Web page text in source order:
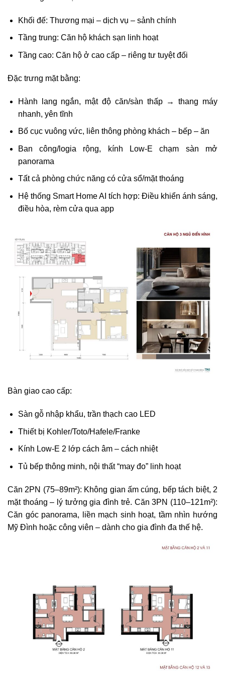
Khối đế: Thương mại – dịch vụ – sảnh chính
Tầng trung: Căn hộ khách sạn linh hoạt
Tầng cao: Căn hộ ở cao cấp – riêng tư tuyệt đối
Đặc trưng mặt bằng:
Hành lang ngắn, mật độ căn/sàn thấp → thang máy
nhanh, yên tĩnh
Bố cục vuông vức, liên thông phòng khách – bếp – ăn
Ban công/logia rộng, kính Low-E chạm sàn mở
panorama
Tất cả phòng chức năng có cửa sổ/mặt thoáng
Hệ thống Smart Home AI tích hợp: Điều khiển ánh sáng,
điều hòa, rèm cửa qua app
Bàn giao cao cấp:
Sàn gỗ nhập khẩu, trần thạch cao LED
Thiết bị Kohler/Toto/Hafele/Franke
Kính Low-E 2 lớp cách âm – cách nhiệt
Tủ bếp thông minh, nội thất “may đo” linh hoạt
Căn 2PN (75–89m²): Không gian ấm cúng, bếp tách biệt, 2
mặt thoáng – lý tưởng gia đình trẻ. Căn 3PN (110–121m²):
Căn góc panorama, liền mạch sinh hoạt, tầm nhìn hướng
Mỹ Đình hoặc công viên – dành cho gia đình đa thế hệ.